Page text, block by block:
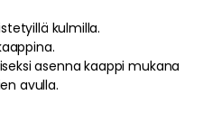
kulmilla.
asenna kaappi mukana
avulla.